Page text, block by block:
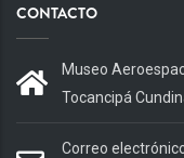
CONTACTO
Museo
Tocancipá
Correo